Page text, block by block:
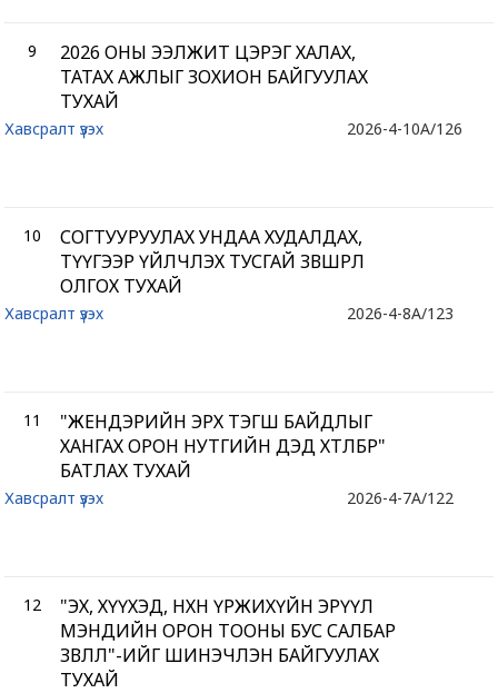
9
2026 ОНЫ ЭЭЛЖИТ ЦЭРЭГ ХАЛАХ,
ТАТАХ АЖЛЫГ ЗОХИОН БАЙГУУЛАХ
ТУХАЙ
2026-4-10A/126
Хавсралт үзэх
10
СОГТУУРУУЛАХ УНДАА ХУДАЛДАХ,
ТҮҮГЭЭР ҮЙЛЧЛЭХ ТУСГАЙ ЗӨВШӨӨРӨЛ
ОЛГОХ ТУХАЙ
2026-4-8A/123
Хавсралт үзэх
11
"ЖЕНДЭРИЙН ЭРХ ТЭГШ БАЙДЛЫГ
ХАНГАХ ОРОН НУТГИЙН ДЭД ХӨТӨЛБӨР"
БАТЛАХ ТУХАЙ
2026-4-7A/122
Хавсралт үзэх
12
"ЭХ, ХҮҮХЭД, НӨХӨН ҮРЖИХҮЙН ЭРҮҮЛ
МЭНДИЙН ОРОН ТООНЫ БУС САЛБАР
ЗӨВЛӨЛ"-ИЙГ ШИНЭЧЛЭН БАЙГУУЛАХ
ТУХАЙ